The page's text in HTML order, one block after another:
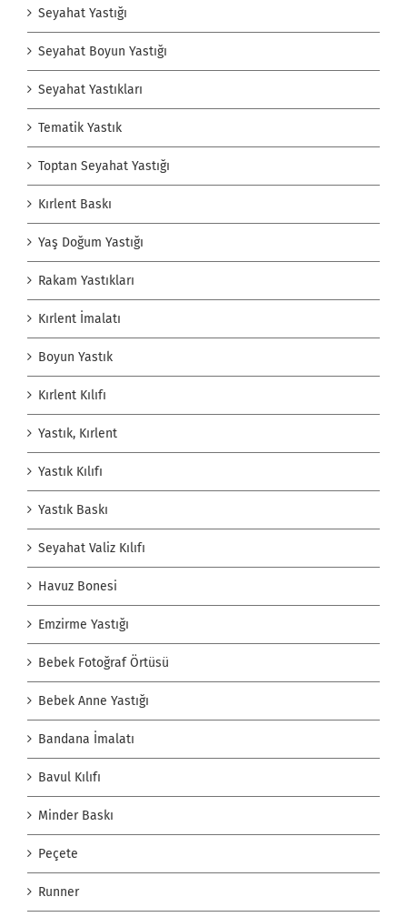
Seyahat Yastığı
Seyahat Boyun Yastığı
Seyahat Yastıkları
Tematik Yastık
Toptan Seyahat Yastığı
Kırlent Baskı
Yaş Doğum Yastığı
Rakam Yastıkları
Kırlent İmalatı
Boyun Yastık
Kırlent Kılıfı
Yastık, Kırlent
Yastık Kılıfı
Yastık Baskı
Seyahat Valiz Kılıfı
Havuz Bonesi
Emzirme Yastığı
Bebek Fotoğraf Örtüsü
Bebek Anne Yastığı
Bandana İmalatı
Bavul Kılıfı
Minder Baskı
Peçete
Runner